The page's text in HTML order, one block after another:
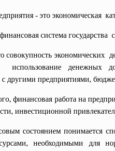
- это экономическая
система
совокупность экономических
денежных
другими предприятиями,
финансовая работа на
инвестиционной
состоянием понимается
необходимыми для